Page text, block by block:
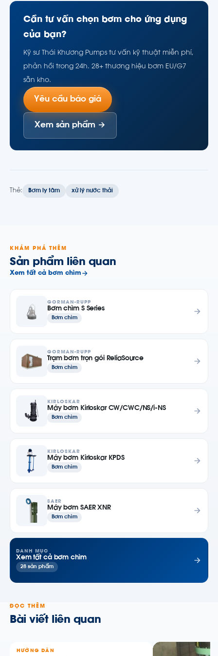
Cần tư vấn chọn bơm cho ứng dụng
của bạn?
Kỹ sư Thái Khương Pumps tư vấn kỹ thuật miễn phí,
phản hồi trong 24h. 28+ thương hiệu bơm EU/G7
sẵn kho.
Yêu cầu báo giá
Xem sản phẩm →
Thẻ: Bơm ly tâm xử lý nước thải
KHÁM PHÁ THÊM
Sản phẩm liên quan
Xem tất cả bơm chìm
GORMAN-RUPP
Bơm chìm S Series
Bơm chìm
GORMAN-RUPP
Trạm bơm trọn gói ReliaSource
Bơm chìm
KIRLOSKAR
Máy bơm Kirloskar CW/CWC/NS/i-NS
Bơm chìm
KIRLOSKAR
Máy bơm Kirloskar KPDS
Bơm chìm
SAER
Máy bơm SAER XNR
Bơm chìm
DANH MỤC
Xem tất cả bơm chìm
28 sản phẩm
ĐỌC THÊM
Bài viết liên quan
HƯỚNG DẪN